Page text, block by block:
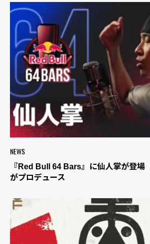
NEWS
『Red Bull 64 Bars』に仙人掌が登
がプロデュース